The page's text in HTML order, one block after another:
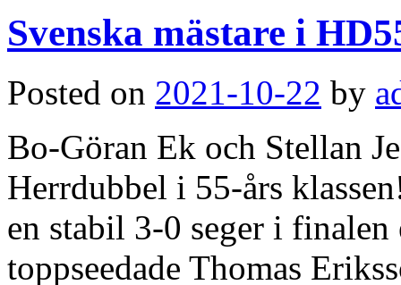
Svenska mästare i
Posted on 2021-10-22 by
Bo-Göran Ek och Stellan
Herrdubbel i 55-års
en stabil 3-0 seger i
toppseedade Thomas